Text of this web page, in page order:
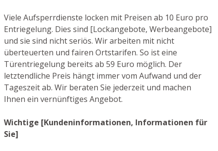
Viele Aufsperrdienste locken mit Preisen ab 10 Euro pro
Entriegelung. Dies sind [Lockangebote, Werbeangebote]
und sie sind nicht seriös. Wir arbeiten mit nicht
überteuerten und fairen Ortstarifen. So ist eine
Türentriegelung bereits ab 59 Euro möglich. Der
letztendliche Preis hängt immer vom Aufwand und der
Tageszeit ab. Wir beraten Sie jederzeit und machen
Ihnen ein vernünftiges Angebot.
Wichtige [Kundeninformationen, Informationen für
Sie]